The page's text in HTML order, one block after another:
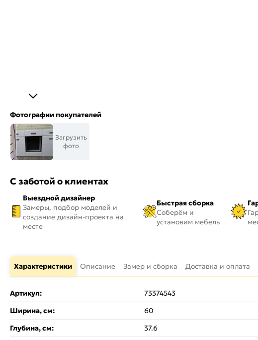
Фотографии покупателей
Загрузить
фото
С заботой о клиентах
Выездной дизайнер
Замеры, подбор моделей и
создание дизайн-проекта на
месте
Быстрая сборка
Соберём и
установим мебель
Характеристики Описание Замер и сборка Доставка и оплата
Артикул:
73374543
Ширина, см:
60
Глубина, см:
37.6